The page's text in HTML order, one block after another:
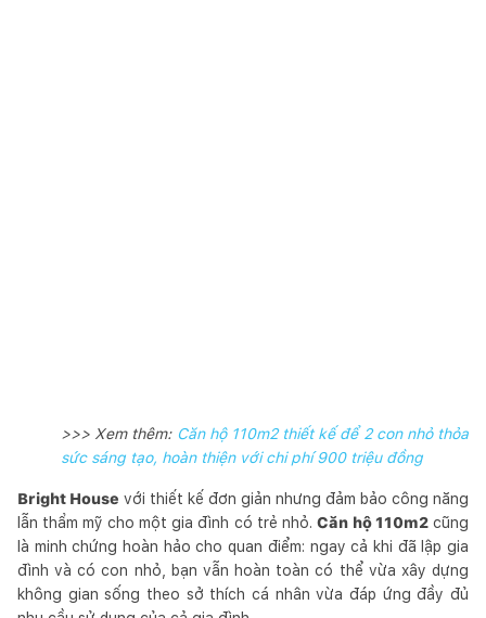
>>> Xem thêm: Căn hộ 110m2 thiết kế để 2 con nhỏ thỏa
sức sáng tạo, hoàn thiện với chi phí 900 triệu đồng
Bright House với thiết kế đơn giản nhưng đảm bảo công năng
lẫn thẩm mỹ cho một gia đình có trẻ nhỏ.Căn hộ 110m2cũng
là minh chứng hoàn hảo cho quan điểm: ngay cả khi đã lập gia
đình và có con nhỏ, bạn vẫn hoàn toàn có thể vừa xây dựng
không gian sống theo sở thích cá nhân vừa đáp ứng đầy đủ